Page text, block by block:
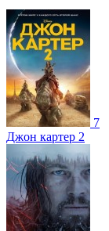
7
Джон картер 2